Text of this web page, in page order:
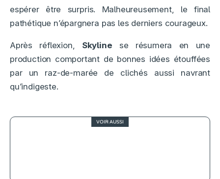
espérer être surpris. Malheureusement, le final
pathétique n’épargnera pas les derniers courageux.
Après réflexion, Skyline se résumera en une
production comportant de bonnes idées étouffées
par un raz-de-marée de clichés aussi navrant
qu’indigeste.
VOIR AUSSI